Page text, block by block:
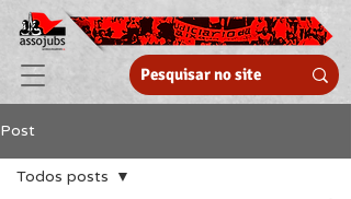
Post
Todos posts